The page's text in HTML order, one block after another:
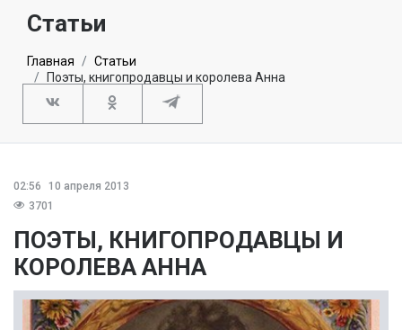
Статьи
Главная
Статьи
Поэты, книгопродавцы и королева Анна
02:56
10 апреля 2013
3701
ПОЭТЫ, КНИГОПРОДАВЦЫ И
КОРОЛЕВА АННА